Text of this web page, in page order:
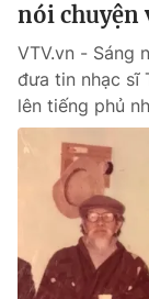
nói chuyện
VTV.vn - Sáng
đưa tin nhạc sĩ
lên tiếng phủ